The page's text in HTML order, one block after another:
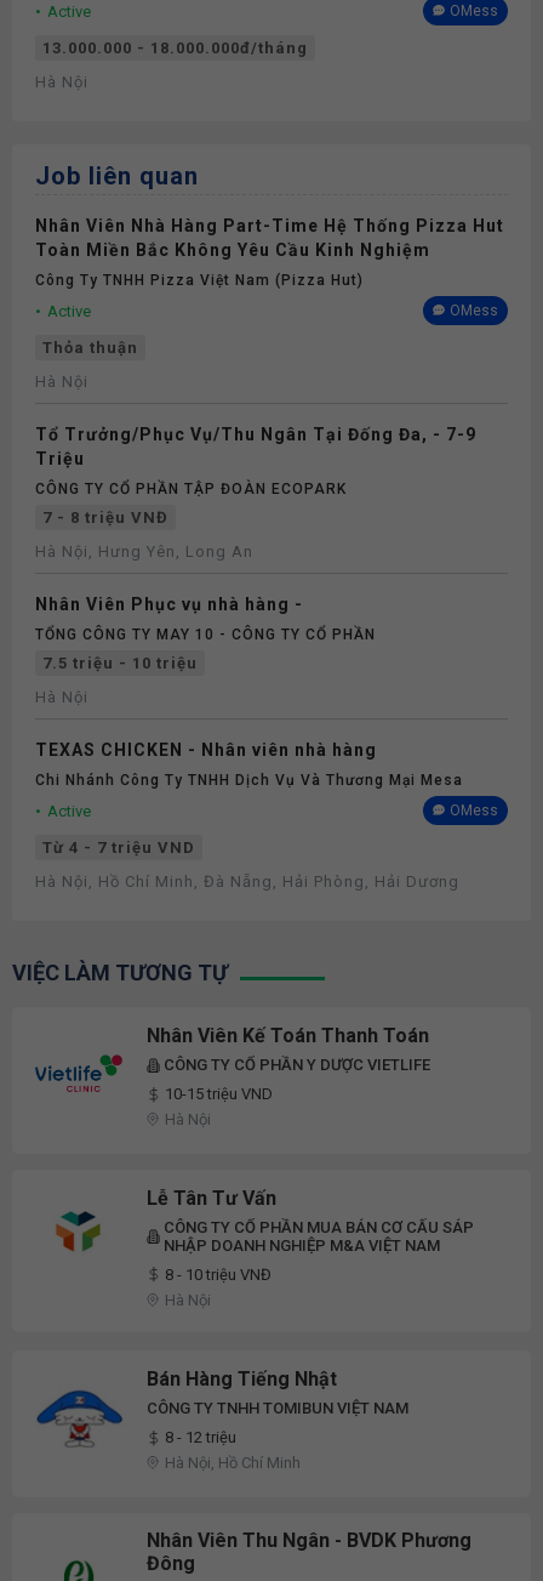
Active OMess
13.000.000 - 18.000.000đ/tháng
Hà Nội
Job liên quan
Nhân Viên Nhà Hàng Part-Time Hệ Thống Pizza Hut
Toàn Miền Bắc Không Yêu Cầu Kinh Nghiệm
Công Ty TNHH Pizza Việt Nam (Pizza Hut)
Active OMess
Thỏa thuận
Hà Nội
Tổ Trưởng/Phục Vụ/Thu Ngân Tại Đống Đa, - 7-9
Triệu
CÔNG TY CỔ PHẦN TẬP ĐOÀN ECOPARK
7 - 8 triệu VNĐ
Hà Nội, Hưng Yên, Long An
Nhân Viên Phục vụ nhà hàng -
TỔNG CÔNG TY MAY 10 - CÔNG TY CỔ PHẦN
7.5 triệu - 10 triệu
Hà Nội
TEXAS CHICKEN - Nhân viên nhà hàng
Chi Nhánh Công Ty TNHH Dịch Vụ Và Thương Mại Mesa
Active OMess
Từ 4 - 7 triệu VND
Hà Nội, Hồ Chí Minh, Đà Nẵng, Hải Phòng, Hải Dương
VIỆC LÀM TƯƠNG TỰ
Nhân Viên Kế Toán Thanh Toán
CÔNG TY CỔ PHẦN Y DƯỢC VIETLIFE
10-15 triệu VND
Hà Nội
Lễ Tân Tư Vấn
CÔNG TY CỔ PHẦN MUA BÁN CƠ CẤU SÁP
NHẬP DOANH NGHIỆP M&A VIỆT NAM
8 - 10 triệu VNĐ
Hà Nội
Bán Hàng Tiếng Nhật
CÔNG TY TNHH TOMIBUN VIỆT NAM
8 - 12 triệu
Hà Nội, Hồ Chí Minh
Nhân Viên Thu Ngân - BVDK Phương
Đông